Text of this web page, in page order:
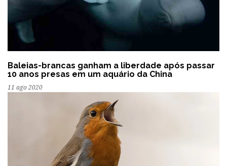
Baleias-brancas ganham a liberdade após passar
10 anos presas em um aquário da China
11 ago 2020